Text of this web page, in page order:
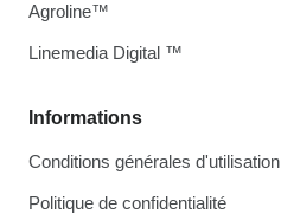
Informations
Conditions générales d'utilisation
Politique de confidentialité
Agroline™
Linemedia Digital ™